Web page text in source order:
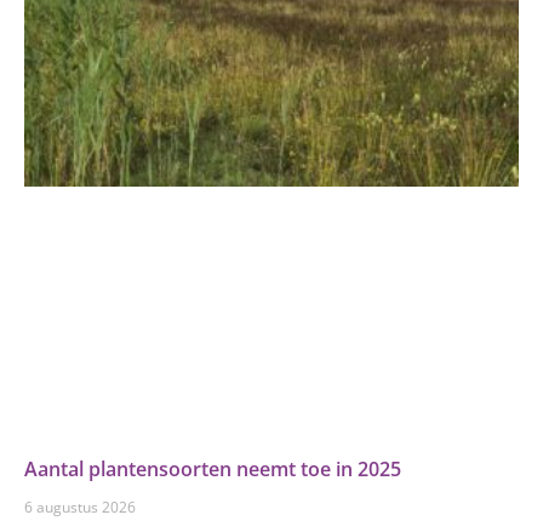
Aantal plantensoorten neemt toe in 2025
6 augustus 2026